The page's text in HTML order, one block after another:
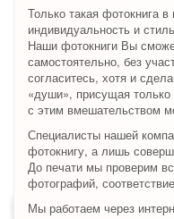
Только такая фотокнига
индивидуальность и
Наши фотокниги Вы
самостоятельно, без
согласитесь, хотя и
«души», присущая
с этим вмешательством
Специалисты нашей
фотокнигу, а лишь
До печати мы проверим
фотографий,
Мы работаем через